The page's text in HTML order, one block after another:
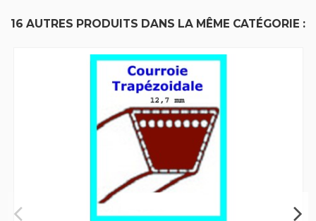
16 AUTRES PRODUITS DANS LA MÊME CATÉGORIE :